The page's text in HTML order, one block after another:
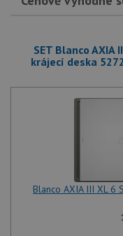
SET Blanco AXIA
krájecí deska
Blanco AXIA III XL 6